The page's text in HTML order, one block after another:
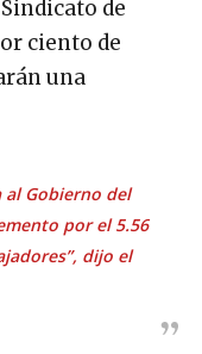
de
ciento de
una
al Gobierno del
por el 5.56
dijo el